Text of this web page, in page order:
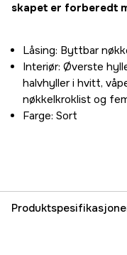
skapet er forberedt
Låsing: Byttbar
Interiør: Øverste
halvhyller i hvitt,
nøkkelkroklist og
Farge: Sort